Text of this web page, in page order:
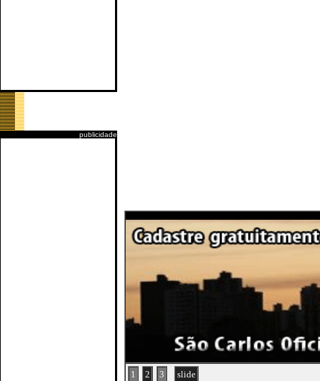
publicidade
1 2 3 slide